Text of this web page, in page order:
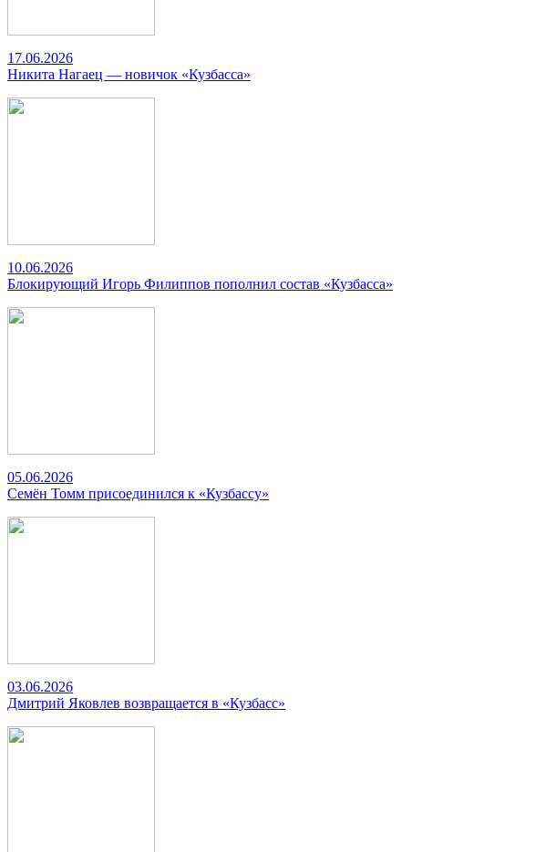
17.06.2026
Никита Нагаец — новичок «Кузбасса»
10.06.2026
Блокирующий Игорь Филиппов пополнил состав «Кузбасса»
05.06.2026
Семён Томм присоединился к «Кузбассу»
03.06.2026
Дмитрий Яковлев возвращается в «Кузбасс»